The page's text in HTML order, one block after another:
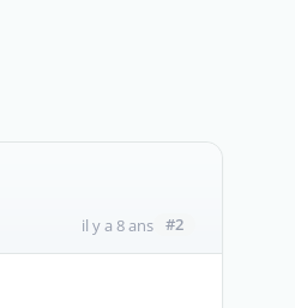
il y a 8 ans #2